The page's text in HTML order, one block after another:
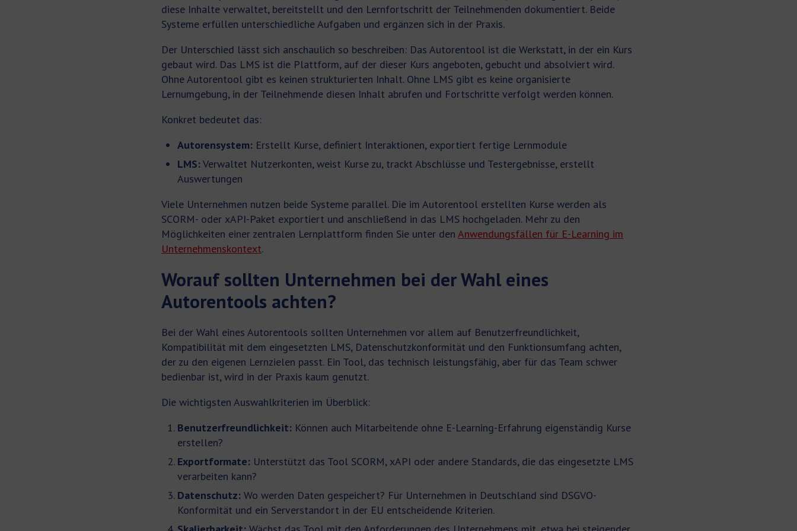
diese Inhalte verwaltet, bereitstellt und den Lernfortschritt der Teilnehmenden dokumentiert. Beide
Systeme erfüllen unterschiedliche Aufgaben und ergänzen sich in der Praxis.
Der Unterschied lässt sich anschaulich so beschreiben: Das Autorentool ist die Werkstatt, in der ein Kurs
gebaut wird. Das LMS ist die Plattform, auf der dieser Kurs angeboten, gebucht und absolviert wird.
Ohne Autorentool gibt es keinen strukturierten Inhalt. Ohne LMS gibt es keine organisierte
Lernumgebung, in der Teilnehmende diesen Inhalt abrufen und Fortschritte verfolgt werden können.
Konkret bedeutet das:
Autorensystem: Erstellt Kurse, definiert Interaktionen, exportiert fertige Lernmodule
LMS:Verwaltet Nutzerkonten, weist Kurse zu, trackt Abschlüsse und Testergebnisse, erstellt
Auswertungen
Viele Unternehmen nutzen beide Systeme parallel. Die im Autorentool erstellten Kurse werden als
SCORM- oder xAPI-Paket exportiert und anschließend in das LMS hochgeladen. Mehr zu den
Möglichkeiten einer zentralen Lernplattform finden Sie unter den Anwendungsfällen für E-Learning im
Unternehmenskontext.
Worauf sollten Unternehmen bei der Wahl eines
Autorentools achten?
Bei der Wahl eines Autorentools sollten Unternehmen vor allem auf Benutzerfreundlichkeit,
Kompatibilität mit dem eingesetzten LMS, Datenschutzkonformität und den Funktionsumfang achten,
der zu den eigenen Lernzielen passt. Ein Tool, das technisch leistungsfähig, aber für das Team schwer
bedienbar ist, wird in der Praxis kaum genutzt.
Die wichtigsten Auswahlkriterien im Überblick:
Benutzerfreundlichkeit: Können auch Mitarbeitende ohne E-Learning-Erfahrung eigenständig Kurse
erstellen?
Exportformate: Unterstützt das Tool SCORM, xAPI oder andere Standards, die das eingesetzte LMS
verarbeiten kann?
Datenschutz: Wo werden Daten gespeichert? Für Unternehmen in Deutschland sind DSGVO-
Konformität und ein Serverstandort in der EU entscheidende Kriterien.